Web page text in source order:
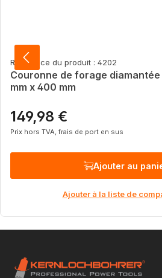
Référence du produit : 4202
Couronne de forage diamantée
mm x 400 mm
Prix régulier :
149,98 €
Prix hors TVA, frais de port en sus
Ajouter au
Ajouter à la liste de